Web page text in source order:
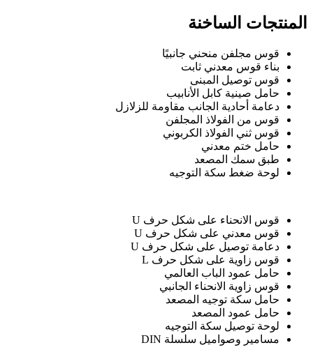
المنتجات الساخنة
قوس مجلفن منحني جانبيًا
بناء قوس معدني ثابت
قوس توصيل المبنى
حامل صينية كابل الأنابيب
دعامة أحادية الجانب مقاومة للزلازل
قوس من الفولاذ المجلفن
قوس ثني الفولاذ الكربوني
حامل ختم معدني
طبق سمك المصعد
لوحة ضغط سكة التوجيه
قوس الانحناء على شكل حرف U
قوس معدني على شكل حرف U
دعامة توصيل على شكل حرف U
قوس زاوية على شكل حرف L
حامل عمود الباب العالمي
قوس زاوية الانحناء الجانبي
حامل سكة توجيه المصعد
حامل عمود المصعد
لوحة توصيل سكة التوجيه
مسامير وصواميل سلسلة DIN